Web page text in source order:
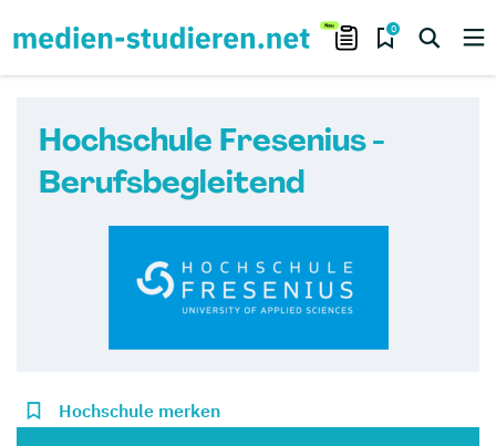
0
Hochschule Fresenius -
Berufsbegleitend
Hochschule merken